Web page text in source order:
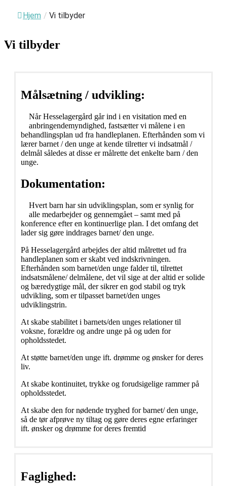
Hjem / Vi tilbyder
Vi tilbyder
Målsætning / udvikling:
Når Hesselagergård går ind i en visitation med en
anbringendemyndighed, fastsætter vi målene i en
behandlingsplan ud fra handleplanen. Efterhånden som vi
lærer barnet / den unge at kende tilretter vi indsatmål /
delmål således at disse er målrette det enkelte barn / den
unge.
Dokumentation:
Hvert barn har sin udviklingsplan, som er synlig for
alle medarbejder og gennemgået – samt med på
konference efter en kontinuerlige plan. I det omfang det
lader sig gøre inddrages barnet/ den unge.
På Hesselagergård arbejdes der altid målrettet ud fra
handleplanen som er skabt ved indskrivningen.
Efterhånden som barnet/den unge falder til, tilrettet
indsatsmålene/ delmålene, det vil sige at der altid er solide
og bæredygtige mål, der sikrer en god stabil og tryk
udvikling, som er tilpasset barnet/den unges
udviklingstrin.
At skabe stabilitet i barnets/den unges relationer til
voksne, forældre og andre unge på og uden for
opholdsstedet.
At støtte barnet/den unge ift. drømme og ønsker for deres
liv.
At skabe kontinuitet, trykke og forudsigelige rammer på
opholdsstedet.
At skabe den for nødende tryghed for barnet/ den unge,
så de tør afprøve ny tiltag og gøre deres egne erfaringer
ift. ønsker og drømme for deres fremtid
Faglighed: